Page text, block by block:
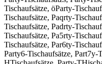
Tischaufsätze, öParty-
Tischaufsätze, Paqrty-
Tischaufsätze, Padrty-
Tischaufsätze, Pa5rty-
Tischaufsätze, Par6ty-
Party6-Tischaufsätze, Part7y-